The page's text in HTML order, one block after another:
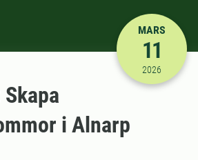
2026-03-
MARS
11
2026
i Alnarp